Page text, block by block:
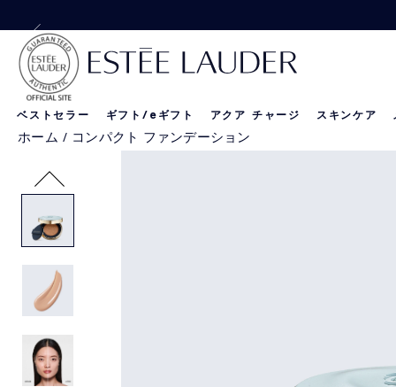
ベストセラー ギフト/eギフト アクア チャージ スキンケア
ホーム / コンパクト ファンデーション